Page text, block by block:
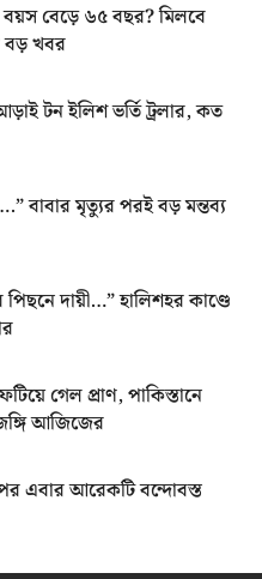
বেড়ে ৬৫ বছর? মিলবে
বড় খবর
টন ইলিশ ভর্তি ট্রলার, কত
বাবার মৃত্যুর পরই বড় মন্তব্য
দায়ী…” হালিশহর কাণ্ডে
গেল প্রাণ, পাকিস্তানে
আজিজের
এবার আরেকটি বন্দোবস্ত